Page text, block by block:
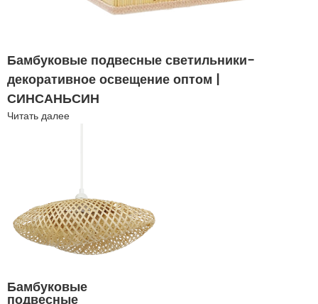
Бамбуковые подвесные светильники-
декоративное освещение оптом |
СИНСАНЬСИН
Читать далее
Бамбуковые